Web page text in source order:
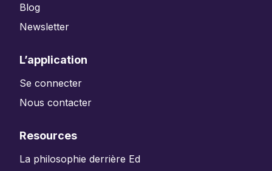
Blog
Newsletter
L’application
Se connecter
Nous contacter
Resources
La philosophie derrière Ed